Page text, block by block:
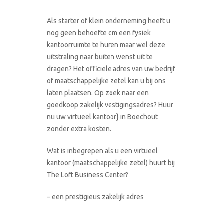
Als starter of klein onderneming heeft u
nog geen behoefte om een fysiek
kantoorruimte te huren maar wel deze
uitstraling naar buiten wenst uit te
dragen? Het officiele adres van uw bedrijf
of maatschappelijke zetel kan u bij ons
laten plaatsen. Op zoek naar een
goedkoop zakelijk vestigingsadres? Huur
nu uw virtueel kantoor} in Boechout
zonder extra kosten.
Wat is inbegrepen als u een virtueel
kantoor (maatschappelijke zetel) huurt bij
The Loft Business Center?
– een prestigieus zakelijk adres